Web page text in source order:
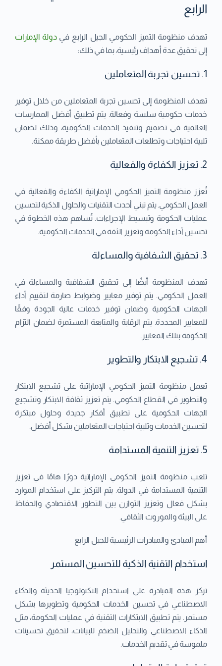
الرابع
تهدف منظومة التميز الحكومي الجيل الرابع فيدولة الإمارات
إلى تحقيق عدة أهداف رئيسية، بما في ذلك:
1. تحسين تجربة المتعاملين
تهدف المنظومة إلى تحسين تجربة المتعاملين من خلال توفير
خدمات حكومية سلسة وفعالة. يتم تطبيق أفضل الممارسات
العالمية في تصميم وتنفيذ الخدمات الحكومية، وذلك لضمان
تلبية احتياجات وتطلعات المتعاملين بأفضل طريقة ممكنة.
2. تعزيز الكفاءة والفعالية
تُعزز منظومة التميز الحكومي الإماراتية الكفاءة والفعالية في
العمل الحكومي. يتم تبني أحدث التقنيات والحلول الذكية لتحسين
عمليات الحكومة وتبسيط الإجراءات. تُساهم هذه الخطوة في
تحسين أداء الحكومة وتعزيز الثقة في الخدمات الحكومية.
3. تحقيق الشفافية والمساءلة
تهدف المنظومة أيضًا إلى تحقيق الشفافية والمساءلة في
العمل الحكومي. يتم توفير معايير وضوابط صارمة لتقييم أداء
الجهات الحكومية وضمان توفير خدمات عالية الجودة وفقًا
للمعايير المحددة. يتم الرقابة والمتابعة المستمرة لضمان التزام
الحكومة بتلك المعايير.
4. تشجيع الابتكار والتطوير
تعمل منظومة التميز الحكومي الإماراتية على تشجيع الابتكار
والتطوير في القطاع الحكومي. يتم تعزيز ثقافة الابتكار وتشجيع
الجهات الحكومية على تطبيق أفكار جديدة وحلول مبتكرة
لتحسين الخدمات وتلبية احتياجات المتعاملين بشكل أفضل.
5. تعزيز التنمية المستدامة
تلعب منظومة التميز الحكومي الإماراتية دورًا هامًا في تعزيز
التنمية المستدامة في الدولة. يتم التركيز على استخدام الموارد
بشكل فعال وتعزيز التوازن بين التطور الاقتصادي والحفاظ
على البيئة والموروث الثقافي.
أهم المبادئ والمبادرات الرئيسية للجيل الرابع
استخدام التقنية الذكية للتحسين المستمر
تركز هذه المبادرة على استخدام التكنولوجيا الحديثة والذكاء
الاصطناعي في تحسين الخدمات الحكومية وتطويرها بشكل
مستمر. يتم تطبيق الابتكارات التقنية في عمليات الحكومة، مثل
الذكاء الاصطناعي والتحليل الضخم للبيانات، لتحقيق تحسينات
ملموسة في تقديم الخدمات.